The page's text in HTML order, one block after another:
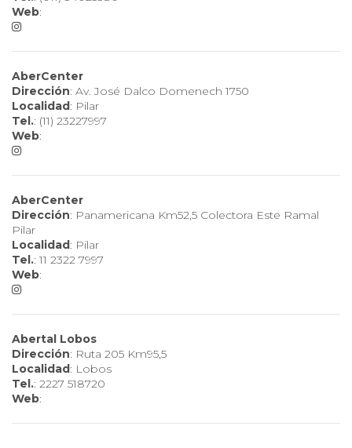
Web:
AberCenter
Dirección: Av. José Dalco Domenech 1750
Localidad: Pilar
Tel.: (11) 23227997
Web:
AberCenter
Dirección: Panamericana Km52,5 Colectora Este Ramal
Pilar
Localidad: Pilar
Tel.: 11 2322 7997
Web:
Abertal Lobos
Dirección: Ruta 205 Km95,5
Localidad: Lobos
Tel.: 2227 518720
Web: